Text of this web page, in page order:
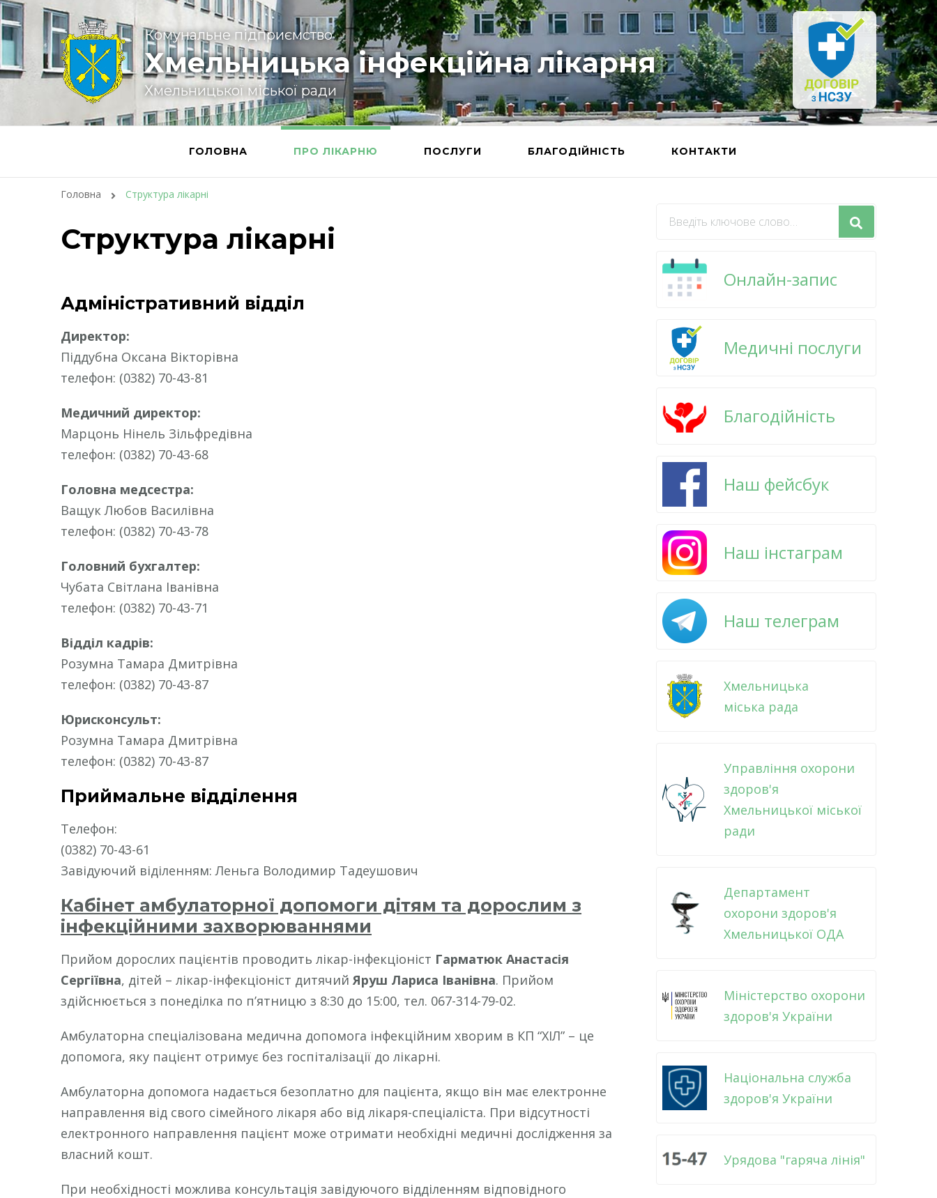
Комунальне підприємство
Хмельницька інфекційна лікарня
Хмельницької міської ради
ГОЛОВНА ПРО ЛІКАРНЮ ПОСЛУГИ БЛАГОДІЙНІСТЬ КОНТАКТИ
Головна Структура лікарні
Структура лікарні
Адміністративний відділ
Директор:
Піддубна Оксана Вікторівна
телефон: (0382) 70-43-81
Медичний директор:
Марцонь Нінель Зільфредівна
телефон: (0382) 70-43-68
Головна медсестра:
Ващук Любов Василівна
телефон: (0382) 70-43-78
Головний бухгалтер:
Чубата Світлана Іванівна
телефон: (0382) 70-43-71
Відділ кадрів:
Розумна Тамара Дмитрівна
телефон: (0382) 70-43-87
Юрисконсульт:
Розумна Тамара Дмитрівна
телефон: (0382) 70-43-87
Приймальне відділення
Телефон:
(0382) 70-43-61
Завідуючий віділенням: Леньга Володимир Тадеушович
Кабінет амбулаторної допомоги дітям та дорослим з
інфекційними захворюваннями
Прийом дорослих пацієнтів проводить лікар-інфекціоніст Гарматюк Анастасія
Сергіївна, дітей – лікар-інфекціоніст дитячий Яруш Лариса Іванівна. Прийом
здійснюється з понеділка по п’ятницю з 8:30 до 15:00, тел. 067-314-79-02.
Амбулаторна спеціалізована медична допомога інфекційним хворим в КП “XІЛ” – це
допомога, яку пацієнт отримує без госпіталізації до лікарні.
Амбулаторна допомога надається безоплатно для пацієнта, якщо він має електронне
направлення від свого сімейного лікаря або від лікаря-спеціаліста. При відсутності
електронного направлення пацієнт може отримати необхідні медичні дослідження за
власний кошт.
При необхідності можлива консультація завідуючого відділенням відповідного
Шукаєте
Онлайн-запис
Медичні послуги
Благодійність
Наш фейсбук
Наш інстаграм
Наш телеграм
Хмельницька
міська рада
Управління охорони
здоров'я
Хмельницької міської
ради
Департамент
охорони здоров'я
Хмельницької ОДА
Міністерство охорони
здоров'я України
Національна служба
здоров'я України
Урядова "гаряча лінія"